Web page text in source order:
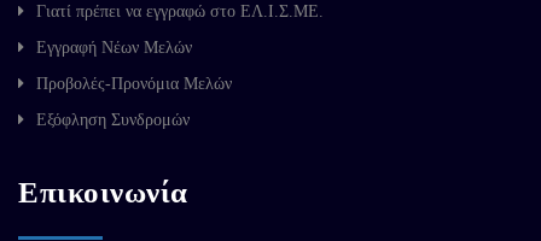
Γιατί πρέπει να εγγραφώ στο ΕΛ.Ι.Σ.ΜΕ.
Εγγραφή Νέων Μελών
Προβολές-Προνόμια Μελών
Εξόφληση Συνδρομών
Επικοινωνία